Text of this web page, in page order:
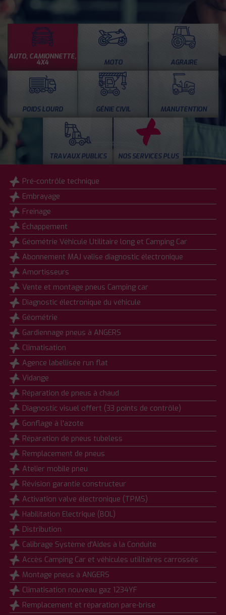
AUTO, CAMIONNETTE,
4X4 MOTO AGRAIRE
POIDS LOURD GÉNIE CIVIL MANUTENTION
TRAVAUX PUBLICS NOS SERVICES PLUS
Pré-contrôle technique
Embrayage
Freinage
Échappement
Géométrie Véhicule Utilitaire long et Camping Car
Abonnement MAJ valise diagnostic électronique
Amortisseurs
Vente et montage pneus Camping car
Diagnostic électronique du véhicule
Géométrie
Gardiennage pneus à ANGERS
Climatisation
Agence labellisée run flat
Vidange
Réparation de pneus à chaud
Diagnostic visuel offert (33 points de contrôle)
Gonflage à l'azote
Réparation de pneus tubeless
Remplacement de pneus
Atelier mobile pneu
Révision garantie constructeur
Activation valve électronique (TPMS)
Habilitation Electrique (BOL)
Distribution
Calibrage Système d'Aides à la Conduite
Accès Camping Car et véhicules utilitaires carrossés
Montage pneus à ANGERS
Climatisation nouveau gaz 1234YF
Remplacement et réparation pare-brise